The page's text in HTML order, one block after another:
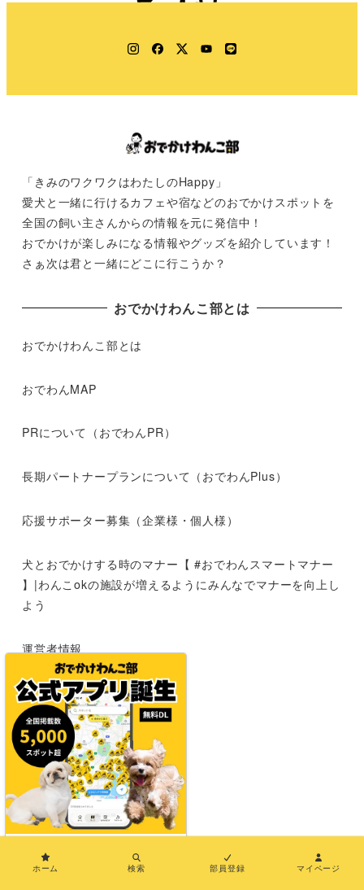
Instagram
Facebook
TwitterYouTube
LINE
「きみのワクワクはわたしのHappy」
愛犬と一緒に行けるカフェや宿などのおでかけスポットを
全国の飼い主さんからの情報を元に発信中！
おでかけが楽しみになる情報やグッズを紹介しています！
さぁ次は君と一緒にどこに行こうか？
おでかけわんこ部とは
おでかけわんこ部とは
おでわんMAP
PRについて（おでわんPR）
長期パートナープランについて（おでわんPlus）
応援サポーター募集（企業様・個人様）
犬とおでかけする時のマナー【 #おでわんスマートマナー
】|わんこokの施設が増えるようにみんなでマナーを向上し
よう
運営者情報
お問い合わせ
メディア紹介
特定商取引法に基づく表示
利用規約
プライバシーポリシー
ホーム 検索 部員登録 マイページ